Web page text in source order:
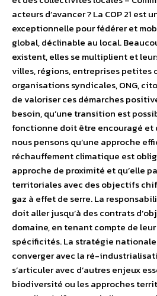
acteurs d’avancer ? La COP 21 est
exceptionnelle pour fédérer et
global, déclinable au local.
existent, elles se multiplient et
villes, régions, entreprises petites
organisations syndicales, ONG,
de valoriser ces démarches
besoin, qu’une transition est
fonctionne doit être encouragé et
nous pensons qu’une approche
réchauffement climatique est
approche de proximité et qu’elle
territoriales avec des objectifs
gaz à effet de serre. La
doit aller jusqu’à des contrats
domaine, en tenant compte de
spécificités. La stratégie
converger avec la ré-
s’articuler avec d’autres enjeux
biodiversité ou les approches